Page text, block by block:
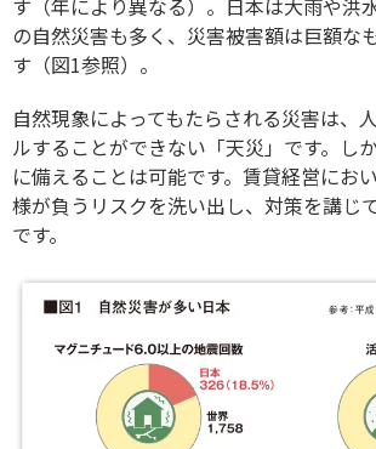
す（年により異なる）。日本は大雨や洪
の自然災害も多く、災害被害額は巨額な
す（図1参照）。
自然現象によってもたらされる災害は、
ルすることができない「天災」です。し
に備えることは可能です。賃貸経営にお
様が負うリスクを洗い出し、対策を講じ
です。